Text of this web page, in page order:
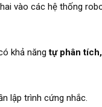
vào các hệ thống
khả năngtự phân
lập trình cứng nhắc.